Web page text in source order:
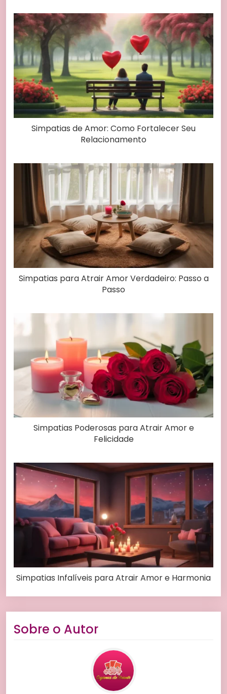
Simpatias de Amor: Como Fortalecer Seu
Relacionamento
Simpatias para Atrair Amor Verdadeiro: Passo a
Passo
Simpatias Poderosas para Atrair Amor e
Felicidade
Simpatias Infalíveis para Atrair Amor e Harmonia
Sobre o Autor